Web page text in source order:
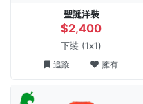
聖誕洋裝
$2,400
下裝 (1x1)
追蹤 擁有